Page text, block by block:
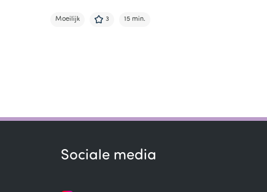
Moeilijk 3 15 min.
Sociale media